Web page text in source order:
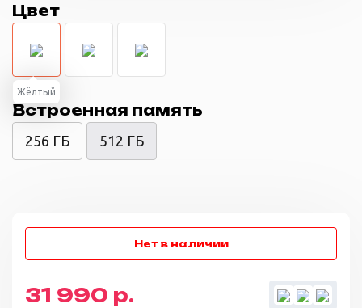
Цвет
Жёлтый
Встроенная память
256 ГБ 512 ГБ
31 990 р.